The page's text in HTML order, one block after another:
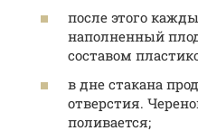
после этого
наполненный
составом
в дне стакана
отверстия.
поливается;